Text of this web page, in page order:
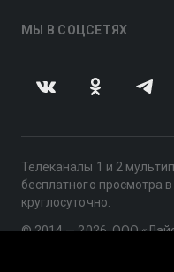
МЫ В СОЦСЕТЯХ
Телеканалы 1 и 2
бесплатного просмотра
круглосуточно.
© 2014 — 2026, ООО